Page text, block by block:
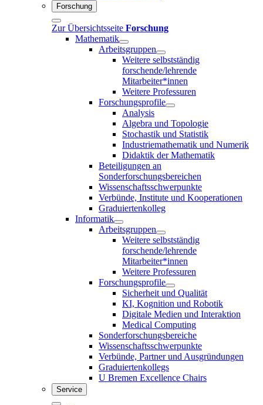
Forschung
Zur Übersichtsseite Forschung
Mathematik
Arbeitsgruppen
Weitere selbstständig
forschende/lehrende
Mitarbeiter*innen
Weitere Professuren
Forschungsprofile
Analysis
Algebra und Topologie
Stochastik und Statistik
Industriemathematik und Numerik
Didaktik der Mathematik
Beteiligungen an
Sonderforschungsbereichen
Wissenschaftsschwerpunkte
Verbünde, Institute und Kooperationen
Graduiertenkolleg
Informatik
Arbeitsgruppen
Weitere selbstständig
forschende/lehrende
Mitarbeiter*innen
Weitere Professuren
Forschungsprofile
Sicherheit und Qualität
KI, Kognition und Robotik
Digitale Medien und Interaktion
Medical Computing
Sonderforschungsbereiche
Wissenschaftsschwerpunkte
Verbünde, Partner und Ausgründungen
Graduiertenkollegs
U Bremen Excellence Chairs
Service